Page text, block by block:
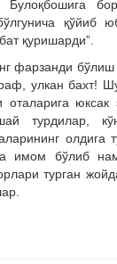
Булоқбошига
қўйиб
қуришарди”.
фарзанди бўлиш
улкан бахт!
юксак
турдилар,
олдига
имом бўлиб
турган